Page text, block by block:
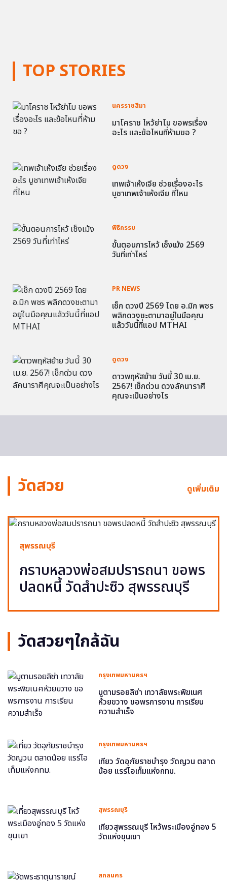
TOP STORIES
นครราชสีมา
มาโคราช ไหว้ย่าโม ขอพรเรื่อง
อะไร และข้อไหนที่ห้ามขอ ?
ดูดวง
เทพเจ้าเห้งเจีย ช่วยเรื่องอะไร
บูชาเทพเจ้าเห้งเจีย ที่ไหน
พิธีกรรม
ขั้นตอนการไหว้ เช็งเม้ง 2569
วันที่เท่าไหร่
PR NEWS
เช็ก ดวงปี 2569 โดย อ.มิก พชร
พลิกดวงชะตามาอยู่ในมือคุณ
แล้ววันนี้ที่แอป MTHAI
ดูดวง
ดาวพฤหัสย้าย วันนี้ 30 เม.ย.
2567! เช็กด่วน ดวงลัคนาราศี
คุณจะเป็นอย่างไร
วัดสวย ดูเพิ่มเติม
สุพรรณบุรี
กราบหลวงพ่อสมปรารถนา ขอพร
ปลดหนี้ วัดสำปะซิว สุพรรณบุรี
วัดสวยๆใกล้ฉัน
กรุงเทพมหานครฯ
มูตามรอยลิซ่า เทวาลัยพระพิฆเนศ
ห้วยขวาง ขอพรการงาน การเรียน
ความสำเร็จ
กรุงเทพมหานครฯ
เที่ยว วัดอุภัยราชบำรุง วัดญวน ตลาด
น้อย แรร์ไอเท็มแห่งกทม.
สุพรรณบุรี
เที่ยวสุพรรณบุรี ไหว้พระเมืองอู่ทอง 5
วัดแห่งขุนเขา
สกลนคร